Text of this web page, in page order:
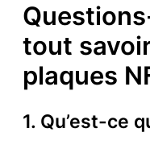
tout
plaques
1. Qu’est-ce